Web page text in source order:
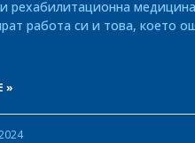
рехабилитационна
работа си и това, което
»